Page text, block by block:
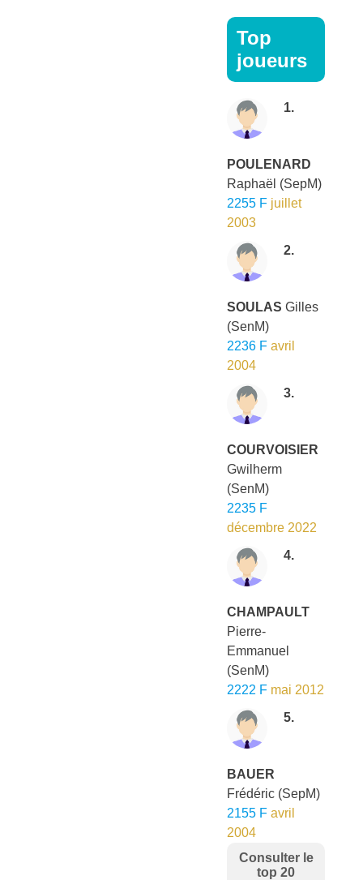
Top
joueurs
1.
POULENARD
Raphaël (SepM)
2255 F juillet
2003
2.
SOULAS Gilles
(SenM)
2236 F avril
2004
3.
COURVOISIER
Gwilherm
(SenM)
2235 F
décembre 2022
4.
CHAMPAULT
Pierre-
Emmanuel
(SenM)
2222 F mai 2012
5.
BAUER
Frédéric (SepM)
2155 F avril
2004
Consulter le
top 20